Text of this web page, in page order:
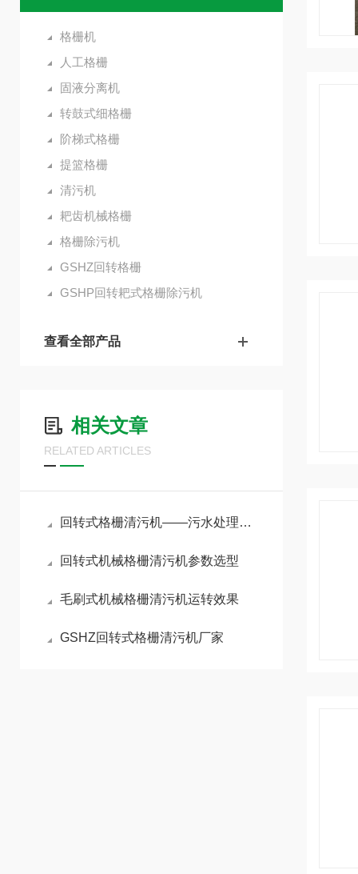
格栅机
人工格栅
固液分离机
转鼓式细格栅
阶梯式格栅
提篮格栅
清污机
耙齿机械格栅
格栅除污机
GSHZ回转格栅
GSHP回转耙式格栅除污机
查看全部产品
相关文章
RELATED ARTICLES
回转式格栅清污机——污水处理中重要的前级拦污设备
回转式机械格栅清污机参数选型
毛刷式机械格栅清污机运转效果
GSHZ回转式格栅清污机厂家